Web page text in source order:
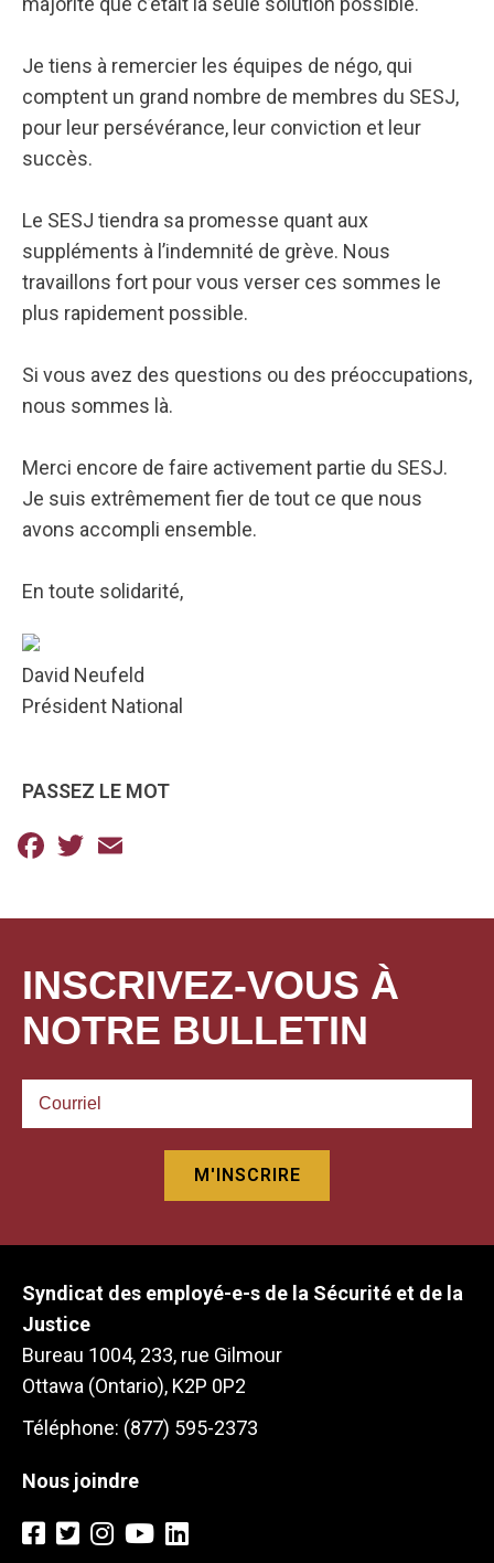
Je tiens à remercier les équipes de négo, qui
comptent un grand nombre de membres du SESJ,
pour leur persévérance, leur conviction et leur
succès.
Le SESJ tiendra sa promesse quant aux
suppléments à l’indemnité de grève. Nous
travaillons fort pour vous verser ces sommes le
plus rapidement possible.
Si vous avez des questions ou des préoccupations,
nous sommes là.
Merci encore de faire activement partie du SESJ.
Je suis extrêmement fier de tout ce que nous
avons accompli ensemble.
En toute solidarité,
David Neufeld
Président National
PASSEZ LE MOT
Facebook
Twitter
INSCRIVEZ-VOUS À
NOTRE BULLETIN
Syndicat des employé-e-s de la Sécurité et de la
Justice
Bureau 1004, 233, rue Gilmour
Ottawa (Ontario), K2P 0P2
Téléphone: (877) 595-2373
Nous joindre